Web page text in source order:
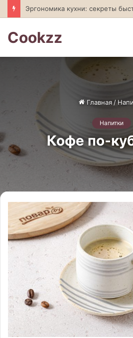
Cookzz
Главная /
Напитки
Кофе по-